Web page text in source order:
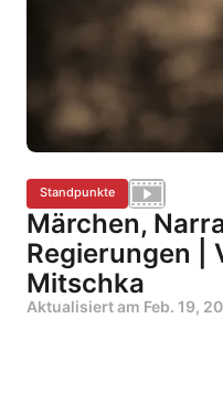
Standpunkte
Märchen,
Regierungen |
Mitschka
Aktualisiert am Feb. 19,